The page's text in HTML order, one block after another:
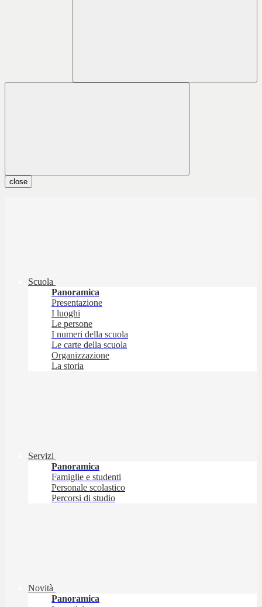
close
Scuola
Panoramica
Presentazione
I luoghi
Le persone
I numeri della scuola
Le carte della scuola
Organizzazione
La storia
Servizi
Panoramica
Famiglie e studenti
Personale scolastico
Percorsi di studio
Novità
Panoramica